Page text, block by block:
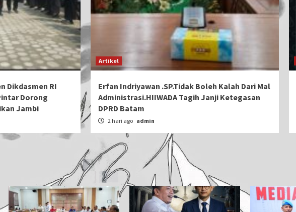
Dikdasmen RI
Dorong
Jambi
Artikel
Erfan Indriyawan .SP.Tidak Boleh Kalah Dari Mal
Administrasi.HIIWADA Tagih Janji Ketegasan
DPRD Batam
2 hari ago admin